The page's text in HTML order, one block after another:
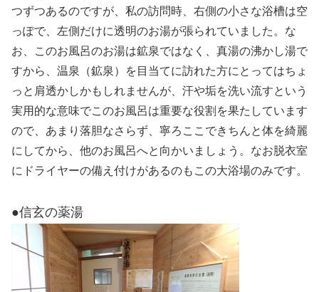
つずつあるのですが、私の訪問時、右側の小さな浴槽は空
っぽで、左側だけに透明のお湯が張られていました。な
お、このお風呂のお湯は鉱泉ではなく、真湯の沸かし湯で
すから、温泉（鉱泉）を目当てに訪れた方にとってはちょ
っと肩透かしかもしれませんが、汗や垢を洗い流すという
実用的な意味でこのお風呂は重要な役割を果たしています
ので、あまり落胆なさらず、寧ろここできちんと体を綺麗
にしてから、他のお風呂へと向かいましょう。なお脱衣室
にドライヤーの備え付けがあるのもこの大浴場のみです。
●信玄の薬湯